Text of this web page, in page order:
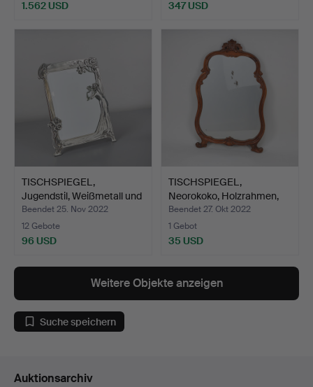
1.562 USD 347 USD
TISCHSPIEGEL,
Jugendstil, Weißmetall und
H…
Beendet 25. Nov 2022
12 Gebote
96 USD
TISCHSPIEGEL,
Neorokoko, Holzrahmen,
Ende …
Beendet 27. Okt 2022
1 Gebot
35 USD
Weitere Objekte anzeigen
Suche speichern
Auktionsarchiv